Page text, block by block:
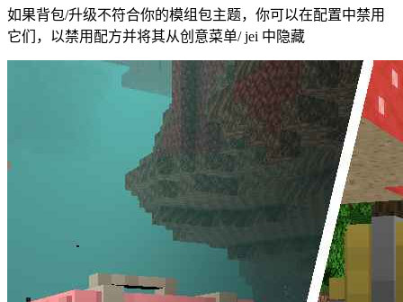
如果背包/升级不符合你的模组包主题，你可以在配置中禁用
它们，以禁用配方并将其从创意菜单/ jei 中隐藏